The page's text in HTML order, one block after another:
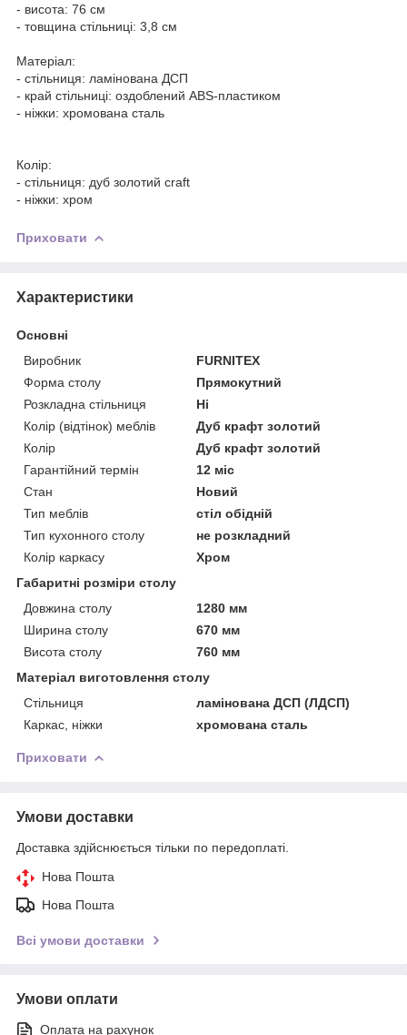
- висота: 76 см
- товщина стільниці: 3,8 см
Матеріал:
- стільниця: ламінована ДСП
- край стільниці: оздоблений ABS-пластиком
- ніжки: хромована сталь
Колір:
- стільниця: дуб золотий craft
- ніжки: хром
Приховати
Характеристики
Основні
Виробник
FURNITEX
Форма столу
Прямокутний
Розкладна стільниця
Ні
Колір (відтінок) меблів
Дуб крафт золотий
Колір
Дуб крафт золотий
Гарантійний термін
12 міс
Стан
Новий
Тип меблів
стіл обідній
Тип кухонного столу
не розкладний
Колір каркасу
Хром
Габаритні розміри столу
Довжина столу
1280 мм
Ширина столу
670 мм
Висота столу
760 мм
Матеріал виготовлення столу
Стільниця
ламінована ДСП (ЛДСП)
Каркас, ніжки
хромована сталь
Приховати
Умови доставки
Доставка здійснюється тільки по передоплаті.
Нова Пошта
Нова Пошта
Всі умови доставки
Умови оплати
Оплата на рахунок